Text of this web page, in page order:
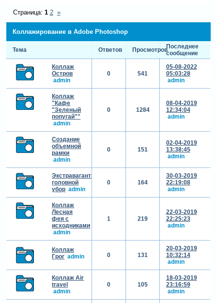
Коллажирование в Adobe Photoshop
Страница: 1 2 »
Тема Ответов ПросмотровПоследнее
сообщение
Коллаж
Остров
admin
0 541
05-08-2022
05:03:28
admin
Коллаж
"Кафе
"Зеленый
попугай""
admin
0 1284
08-04-2019
12:34:04
admin
Создание
объемной
рамки
admin
0 151
02-04-2019
13:38:45
admin
Экстравагантный
головной
убор admin
0 164
30-03-2019
22:19:08
admin
Коллаж
Лесная
фея с
исходниками
admin
1 219
22-03-2019
22:25:23
admin
Коллаж
Грог admin 0 131
20-03-2019
10:32:14
admin
Коллаж Air
travel
admin
0 105
18-03-2019
23:16:59
admin